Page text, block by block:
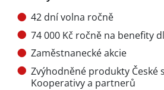
42 dní volna ročně
74 000 Kč ročně na benefity
Zaměstnanecké akcie
Zvýhodněné produkty České
Kooperativy a partnerů